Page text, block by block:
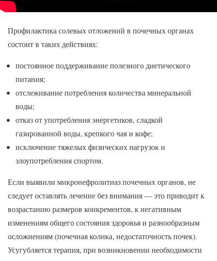
Профилактика солевых отложений в почечных органах
состоит в таких действиях:
постоянное поддерживание полезного диетического
питания;
отслеживание потребления количества минеральной
воды;
отказ от употребления энергетиков, сладкой
газированной воды, крепкого чая и кофе;
исключение тяжелых физических нагрузок и
злоупотребления спортом.
Если выявили микронефролитиаз почечных органов, не
следует оставлять лечение без внимания — это приводит к
возрастанию размеров конкрементов, к негативным
изменениям общего состояния здоровья и разнообразным
осложнениям (почечная колика, недостаточность почек).
Усугубляется терапия, при возникновении необходимости